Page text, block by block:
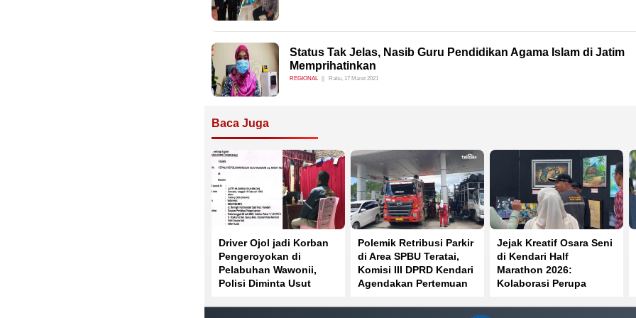
Status Tak Jelas, Nasib Guru Pendidikan Agama Islam di Jatim
Memprihatinkan
REGIONAL Rabu, 17 Maret 2021
Baca Juga
Driver Ojol jadi Korban
Pengeroyokan di
Pelabuhan Wawonii,
Polisi Diminta Usut
Polemik Retribusi Parkir
di Area SPBU Teratai,
Komisi III DPRD Kendari
Agendakan Pertemuan
Jejak Kreatif Osara Seni
di Kendari Half
Marathon 2026:
Kolaborasi Perupa
Seni Ramah